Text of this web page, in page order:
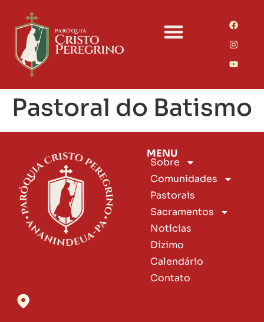
Pastoral do Batismo
MENU
Sobre
Comunidades
Pastorais
Sacramentos
Notícias
Dízimo
Calendário
Contato